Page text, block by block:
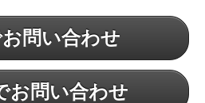
問い合わせ
お問い合わせ